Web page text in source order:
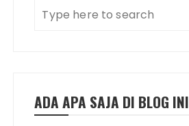
ADA APA SAJA DI BLOG INI